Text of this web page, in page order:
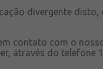
divergente disto,
contato com o
através do telefone